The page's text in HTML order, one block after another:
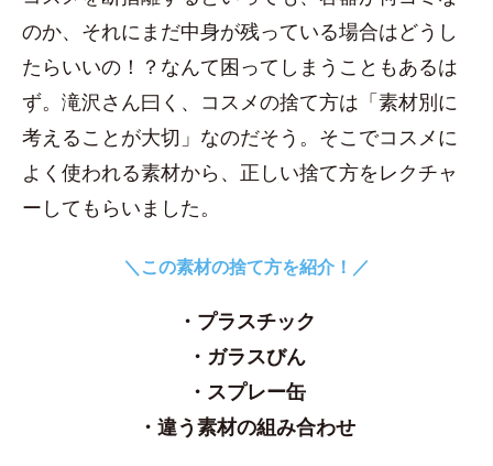
のか、それにまだ中身が残っている場合はどうし
たらいいの！？なんて困ってしまうこともあるは
ず。滝沢さん曰く、コスメの捨て方は「素材別に
考えることが大切」なのだそう。そこでコスメに
よく使われる素材から、正しい捨て方をレクチャ
ーしてもらいました。
＼この素材の捨て方を紹介！／
・プラスチック
・ガラスびん
・スプレー缶
・違う素材の組み合わせ